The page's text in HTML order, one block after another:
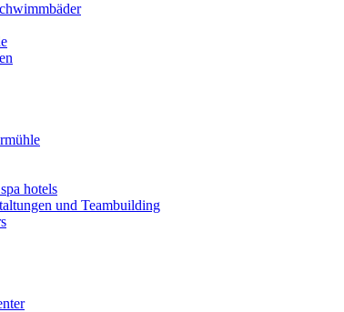
hotels
und Teambuilding